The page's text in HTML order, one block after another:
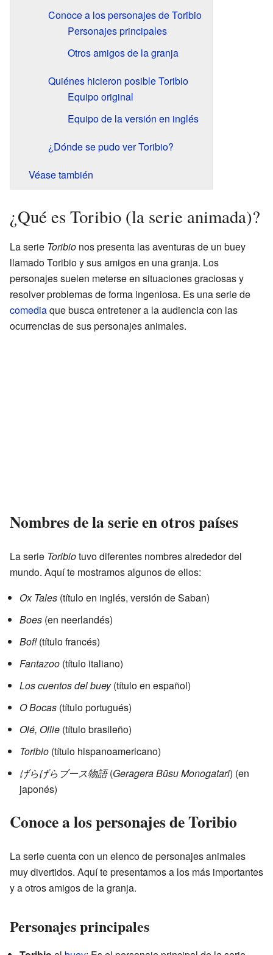
Conoce a los personajes de Toribio
Personajes principales
Otros amigos de la granja
Quiénes hicieron posible Toribio
Equipo original
Equipo de la versión en inglés
¿Dónde se pudo ver Toribio?
Véase también
¿Qué es Toribio (la serie animada)?
La serie Toribio nos presenta las aventuras de un buey
llamado Toribio y sus amigos en una granja. Los
personajes suelen meterse en situaciones graciosas y
resolver problemas de forma ingeniosa. Es una serie de
comediaque busca entretener a la audiencia con las
ocurrencias de sus personajes animales.
Nombres de la serie en otros países
La serie Toribiotuvo diferentes nombres alrededor del
mundo. Aquí te mostramos algunos de ellos:
Ox Tales (título en inglés, versión de Saban)
Boes (en neerlandés)
Bof!(título francés)
Fantazoo (título italiano)
Los cuentos del buey(título en español)
O Bocas (título portugués)
Olé, Ollie (título brasileño)
Toribio (título hispanoamericano)
げらげらブース物語(Geragera Būsu Monogatari) (en
japonés)
Conoce a los personajes de Toribio
La serie cuenta con un elenco de personajes animales
muy divertidos. Aquí te presentamos a los más importantes
y a otros amigos de la granja.
Personajes principales